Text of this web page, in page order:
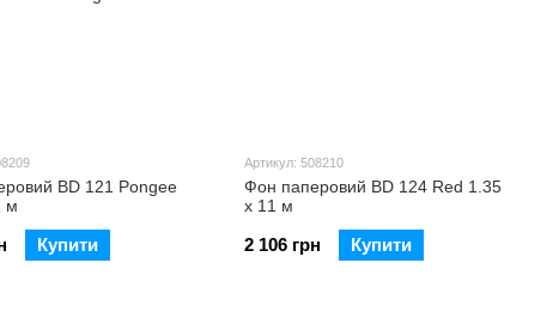
BD 121 Pongee
м
Купити
Артикул: 508210
Фон паперовий BD 124 Red 1.35
х 11 м
2 106 грн Купити